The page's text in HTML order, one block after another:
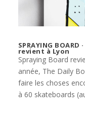
SPRAYING
revient à Lyon
Spraying Board
année, The Daily
faire les choses
à 60 skateboards